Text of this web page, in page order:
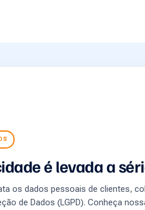
é levada a
os dados pessoais de clientes,
de Dados (LGPD). Conheça